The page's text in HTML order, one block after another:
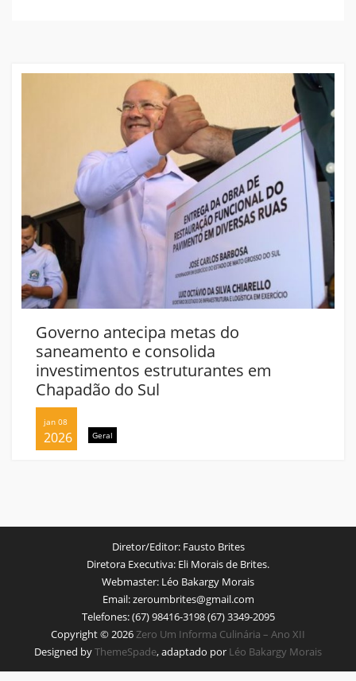
Governo antecipa metas do
saneamento e consolida
investimentos estruturantes em
Chapadão do Sul
jan 08
2026 Geral
Diretor/Editor:Fausto Brites
Diretora Executiva: Eli Morais de Brites.
Webmaster: Léo Bakargy Morais
Email:zeroumbrites@gmail.com
Telefones:(67) 98416-3198 (67) 3349-2095
Copyright © 2026 Zero Um Informa Culinária – Ano XII
Designed byThemeSpade, adaptado por Léo Bakargy Morais